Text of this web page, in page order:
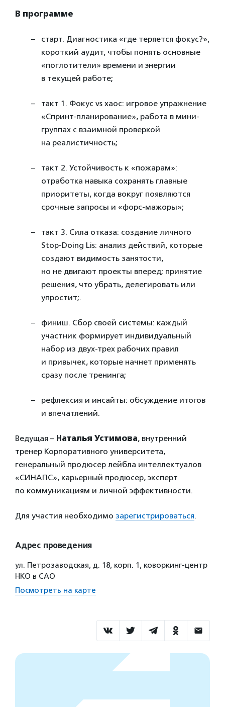
В программе
старт. Диагностика «где теряется фокус?»,
короткий аудит, чтобы понять основные
«поглотители» времени и энергии
в текущей работе;
такт 1. Фокус vs хаос: игровое упражнение
«Спринт-планирование», работа в мини-
группах с взаимной проверкой
на реалистичность;
такт 2. Устойчивость к «пожарам»:
отработка навыка сохранять главные
приоритеты, когда вокруг появляются
срочные запросы и «форс-мажоры»;
такт 3. Сила отказа: создание личного
Stop-Doing Lis: анализ действий, которые
создают видимость занятости,
но не двигают проекты вперед; принятие
решения, что убрать, делегировать или
упростит;.
финиш. Сбор своей системы: каждый
участник формирует индивидуальный
набор из двух-трех рабочих правил
и привычек, которые начнет применять
сразу после тренинга;
рефлексия и инсайты: обсуждение итогов
и впечатлений.
Ведущая – Наталья Устимова, внутренний
тренер Корпоративного университета,
генеральный продюсер лейбла интеллектуалов
«СИНАПС», карьерный продюсер, эксперт
по коммуникациям и личной эффективности.
Для участия необходимо зарегистрироваться.
Адрес проведения
ул. Петрозаводская, д. 18, корп. 1, коворкинг-центр
НКО в САО
Посмотреть на карте